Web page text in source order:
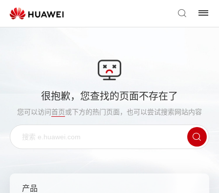
很抱歉，您查找的页面不存在了
您可以访问首页或下方的热门页面，也可以尝试搜索网站内容
产品